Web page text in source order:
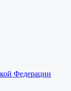
Федерации